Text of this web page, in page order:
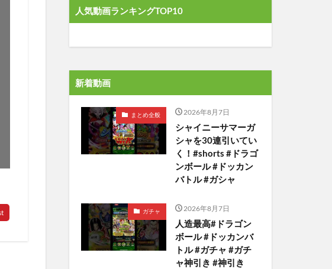
人気動画ランキングTOP10
新着動画
まとめ全般 2026年8月7日
シャイニーサマーガ
シャを30連引いてい
く！#shorts #ドラゴ
ンボール #ドッカン
バトル #ガシャ
ガチャ 2026年8月7日
人造最高#ドラゴン
ボール #ドッカンバ
トル #ガチャ #ガチ
ャ神引き #神引き